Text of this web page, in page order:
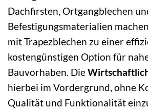
Dachfirsten, Ortgangblechen
Befestigungsmaterialien
mit Trapezblechen zu einer
kostengünstigen Option für
Bauvorhaben. Die
hierbei im Vordergrund, ohne
Qualität und Funktionalität